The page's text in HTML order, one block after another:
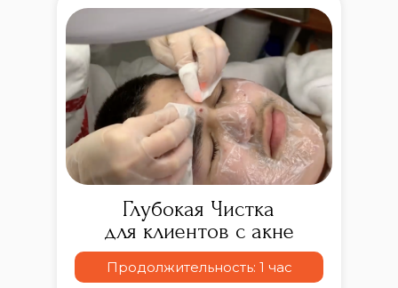
Глубокая Чистка
для клиентов с акне
Продолжительность: 1 час